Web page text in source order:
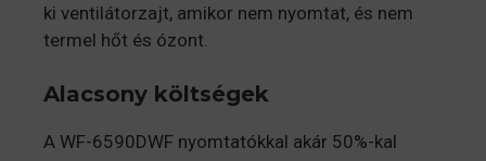
ki ventilátorzajt, amikor nem nyomtat, és nem
termel hőt és ózont.
Alacsony költségek
A WF-6590DWF nyomtatókkal akár 50%-kal